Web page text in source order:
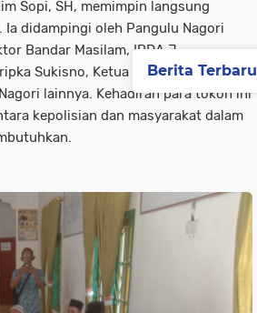
Sopi, SH, memimpin langsung
didampingi oleh Pangulu Nagori
Bandar Masilam, IPDA J.
Sukisno, Ketua NU Bandar Silou
lainnya. Kehadiran para tokoh ini
kepolisian dan masyarakat dalam
Berita Terbaru